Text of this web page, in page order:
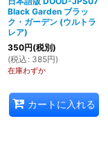
Black Garden ブラッ
ク・ガーデン (ウルトラ
レア)
350円(税別)
(税込 : 385円)
在庫わずか
カートに入れる